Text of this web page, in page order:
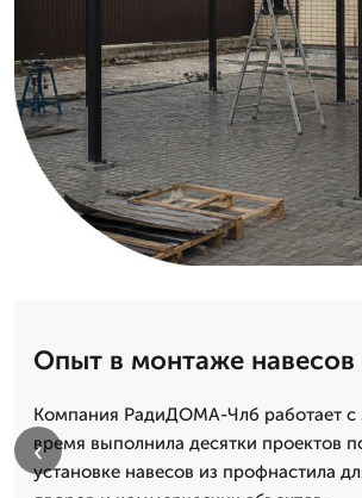
Опыт в монтаже навесов
Компания РадиДОМА-Члб работает с
время выполнила десятки проектов
установке навесов из профнастила
‹